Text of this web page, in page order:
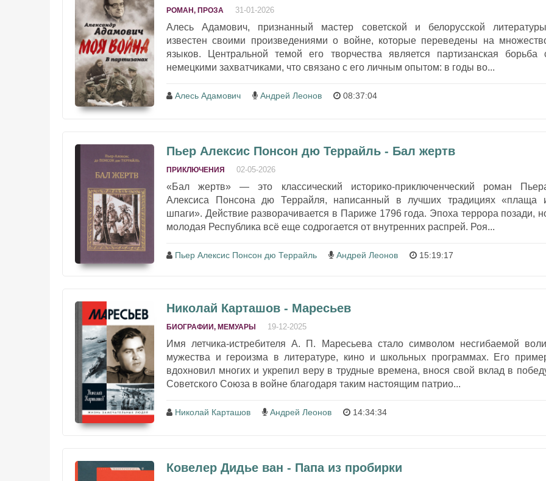
РОМАН, ПРОЗА 31-01-2026
Алесь Адамович, признанный мастер советской и белорусской
известен своими произведениями о войне, которые переведены на
языков. Центральной темой его творчества является партизанская борьба
немецкими захватчиками, что связано с его личным опытом: в годы во...
Алесь Адамович Андрей Леонов 08:37:04
Пьер Алексис Понсон дю Террайль - Бал жертв
ПРИКЛЮЧЕНИЯ 02-05-2026
«Бал жертв» — это классический историко-приключенческий роман
Алексиса Понсона дю Террайля, написанный в лучших традициях «плаща
шпаги». Действие разворачивается в Париже 1796 года. Эпоха террора позади,
молодая Республика всё еще содрогается от внутренних распрей. Роя...
Пьер Алексис Понсон дю Террайль Андрей Леонов 15:19:17
Николай Карташов - Маресьев
БИОГРАФИИ, МЕМУАРЫ 19-12-2025
Имя летчика-истребителя А. П. Маресьева стало символом несгибаемой
мужества и героизма в литературе, кино и школьных программах. Его
вдохновил многих и укрепил веру в трудные времена, внося свой вклад в
Советского Союза в войне благодаря таким настоящим патрио...
Николай Карташов Андрей Леонов 14:34:34
Ковелер Дидье ван - Папа из пробирки